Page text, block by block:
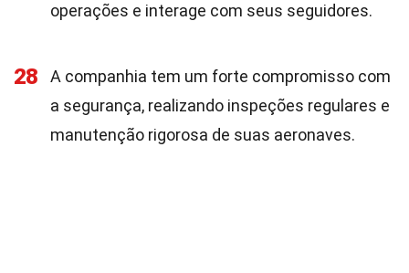
operações e interage com seus seguidores.
28
A companhia tem um forte compromisso com
a segurança, realizando inspeções regulares e
manutenção rigorosa de suas aeronaves.